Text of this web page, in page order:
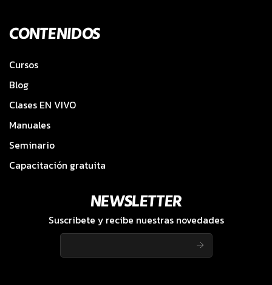
CONTENIDOS
Cursos
Blog
Clases EN VIVO
Manuales
Seminario
Capacitación gratuita
NEWSLETTER
Suscribete y recibe nuestras novedades